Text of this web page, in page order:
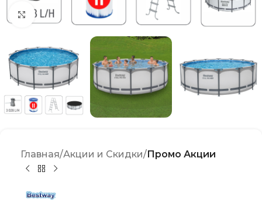
Click to enlarge
Главная Акции и Скидки Промо Акции